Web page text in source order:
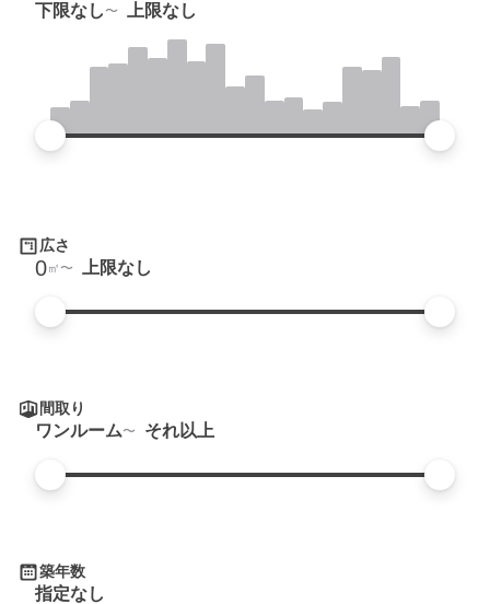
下限なし 上限なし
広さ
0㎡ 上限なし
間取り
ワンルーム それ以上
築年数
指定なし